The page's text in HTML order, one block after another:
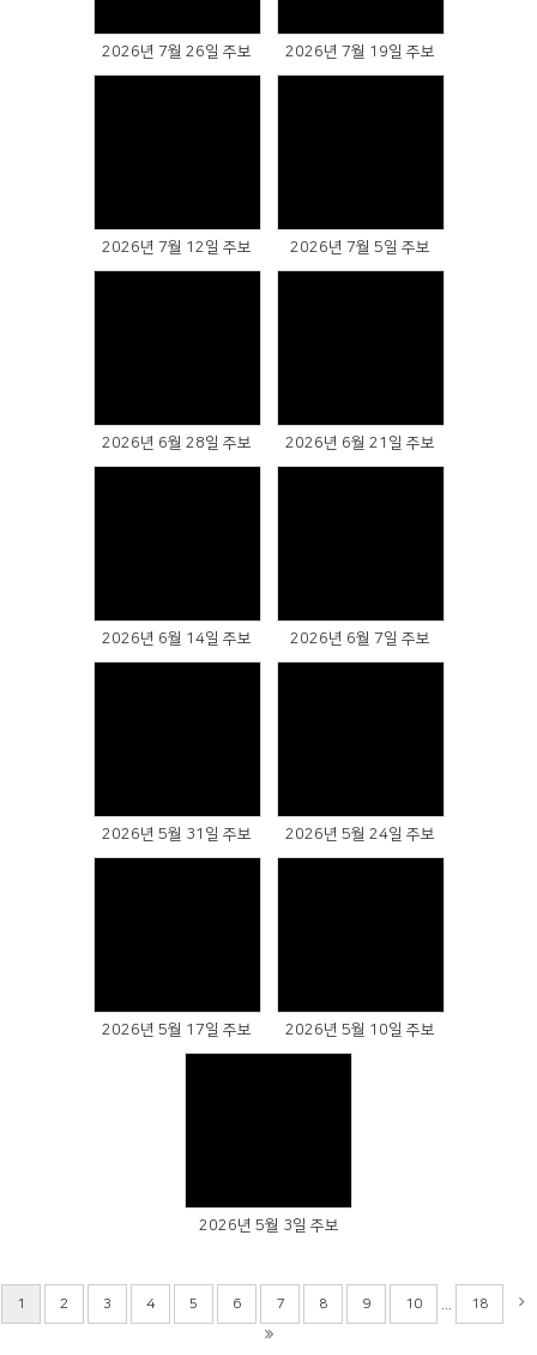
2026년 7월 26일 주보 2026년 7월 19일 주보
2026년 7월 12일 주보 2026년 7월 5일 주보
2026년 6월 28일 주보 2026년 6월 21일 주보
2026년 6월 14일 주보 2026년 6월 7일 주보
2026년 5월 31일 주보 2026년 5월 24일 주보
2026년 5월 17일 주보 2026년 5월 10일 주보
2026년 5월 3일 주보
1 2 3 4 5 6 7 8 9 10 18